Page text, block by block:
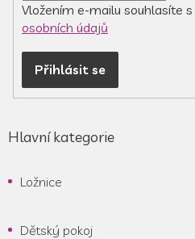
Vložením e-mailu souhlasíte s
osobních údajů
Přihlásit se
Hlavní kategorie
Ložnice
Dětský pokoj